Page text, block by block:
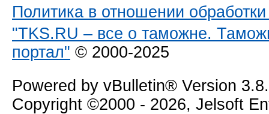
Политика в отношении
"TKS.RU – все о таможне.
портал" © 2000-2025
Powered by vBulletin® Version
Copyright ©2000 - 2026, Jelsoft